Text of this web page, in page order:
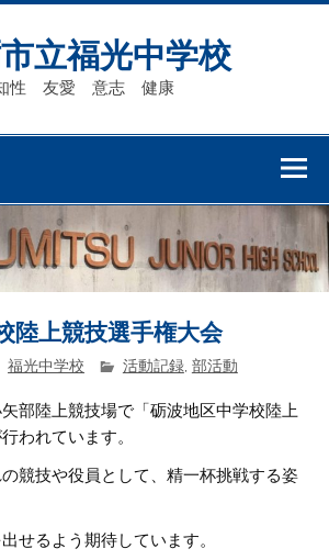
立福光中学校
性 友愛 意志 健康
陸上競技選手権大会
福光中学校 活動記録, 部活動
部陸上競技場で「砺波地区中学校陸上
われています。
競技や役員として、精一杯挑戦する姿
せるよう期待しています。